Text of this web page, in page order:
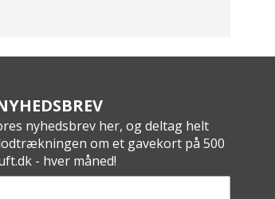
nyhedsbrev her, og deltag helt
om et gavekort på 500
- hver måned!